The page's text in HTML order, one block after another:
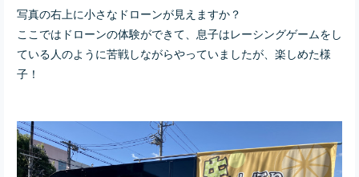
写真の右上に小さなドローンが見えますか？
ここではドローンの体験ができて、息子はレーシングゲームをし
ている人のように苦戦しながらやっていましたが、楽しめた様
子！